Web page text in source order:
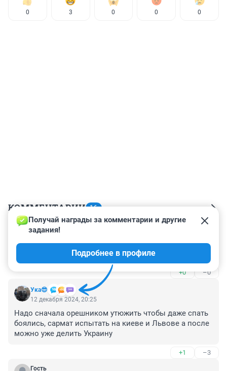
0 3 0 0 0
КОММЕНТАРИИ 16
Гость
+0 –0
Ука😎
Получай награды за комментарии и другие
задания!
Подробнее в профиле
12 декабря 2024, 20:25
Надо сначала орешником утюжить чтобы даже спать
боялись, сармат испытать на киеве и Львове а после
можно уже делить Украину
+1 –3
Гость